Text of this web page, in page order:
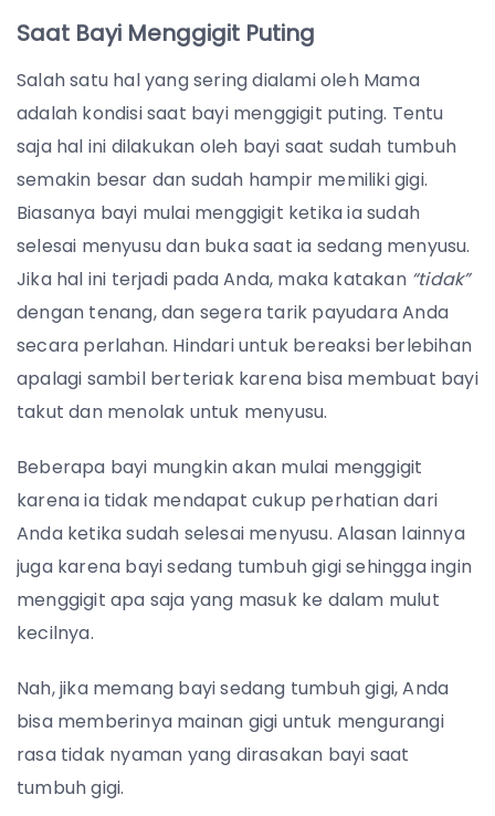
Saat Bayi Menggigit Puting
Salah satu hal yang sering dialami oleh Mama
adalah kondisi saat bayi menggigit puting. Tentu
saja hal ini dilakukan oleh bayi saat sudah tumbuh
semakin besar dan sudah hampir memiliki gigi.
Biasanya bayi mulai menggigit ketika ia sudah
selesai menyusu dan buka saat ia sedang menyusu.
Jika hal ini terjadi pada Anda, maka katakan “tidak”
dengan tenang, dan segera tarik payudara Anda
secara perlahan. Hindari untuk bereaksi berlebihan
apalagi sambil berteriak karena bisa membuat bayi
takut dan menolak untuk menyusu.
Beberapa bayi mungkin akan mulai menggigit
karena ia tidak mendapat cukup perhatian dari
Anda ketika sudah selesai menyusu. Alasan lainnya
juga karena bayi sedang tumbuh gigi sehingga ingin
menggigit apa saja yang masuk ke dalam mulut
kecilnya.
Nah, jika memang bayi sedang tumbuh gigi, Anda
bisa memberinya mainan gigi untuk mengurangi
rasa tidak nyaman yang dirasakan bayi saat
tumbuh gigi.